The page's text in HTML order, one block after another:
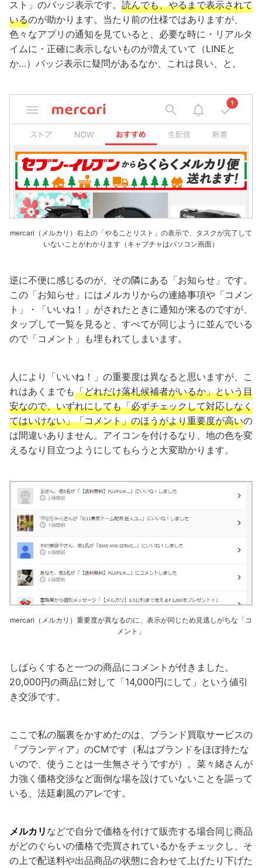
スト」のバッジ表示です。 読んでも、やるまで表示されて
いるのが助かります。当たり前の仕様ではありますが、
色々なアプリの通知を見ていると、必要な時に・リアルタ
イムに・正確に表示しないものが増えていて（LINEと
か…）バッジ表示に疑問があるなか、これは良い、と。
mercari（メルカリ）右上の「やることリスト」の表示で、タスクが完了して
いないことがわかります（キャプチャはパソコン画面）
逆に不便に感じるのが、その隣にある「お知らせ」です。
この「お知らせ」にはメルカリからの連絡事項や「コメン
ト」・「いいね！」がされたときに通知が来るのですが、
タップして一覧を見ると、すべてが同じように並んでいる
ので「コメント」も埋もれてしまいます。
人により「いいね！」の重要度は異なると思いますが、こ
れはあくまでも「どれだけ落札候補者がいるか」という目
安なので、いずれにしても「必ずチェックして対応しなく
てはいけない」「コメント」のほうがより重要度が高いの
は間違いありません。アイコンを付けるなり、地の色を変
えるなり目立つようにしてもらうと大変助かります。
mercari（メルカリ）重要度が異なるのに、表示が同じため見逃しがちな「コ
メント」
しばらくすると一つの商品にコメントが付きました。
20,000円の商品に対して「14,000円にして」という値引
き交渉です。
ここで私の脳裏をかすめたのは、ブランド買取サービスの
『ブランディア』のCMです（私はブランドをほぼ持たな
いので、使うことは一生無さそうですが）。菜々緒さんが
力強く価格交渉など面倒な場を設けていないことを謳って
いる、法廷劇風のアレです。
メルカリ などで自分で価格を付けて販売する場合同じ商品
がどのぐらいの価格で売買されているかをチェックし、そ
の上で配送料や出品商品の状態に合わせて上げたり下げた